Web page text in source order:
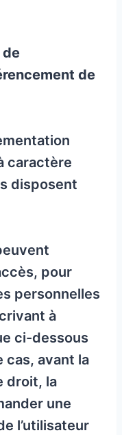
de
de
caractère
disposent
pour
personnelles
à
ci-dessous
cas, avant la
droit, la
une
l’utilisateur